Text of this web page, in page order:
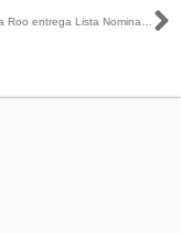
INE Quintana Roo entrega Lista Nominal de Electores para la Jornada del 1 de julio de 2018